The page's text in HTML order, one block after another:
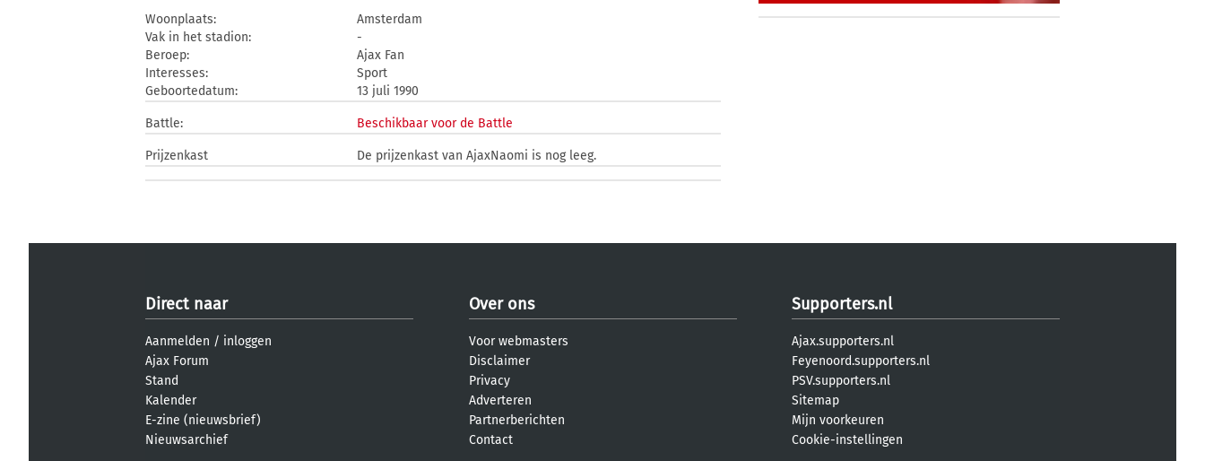
Woonplaats:
Amsterdam
Vak in het stadion:
-
Beroep:
Ajax Fan
Interesses:
Sport
Geboortedatum:
13 juli 1990
Battle: Beschikbaar voor de Battle
Prijzenkast De prijzenkast van AjaxNaomi is nog leeg.
Direct naar
Aanmelden / inloggen
Ajax Forum
Stand
Kalender
E-zine (nieuwsbrief)
Nieuwsarchief
Over ons
Voor webmasters
Disclaimer
Privacy
Adverteren
Partnerberichten
Contact
Supporters.nl
Ajax.supporters.nl
Feyenoord.supporters.nl
PSV.supporters.nl
Sitemap
Mijn voorkeuren
Cookie-instellingen